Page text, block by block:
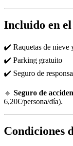
Incluido en
✔️ Raquetas de nieve
✔️ Parking gratuito
✔️ Seguro de
🔹 Seguro de
6,20€/persona/día).
Condiciones